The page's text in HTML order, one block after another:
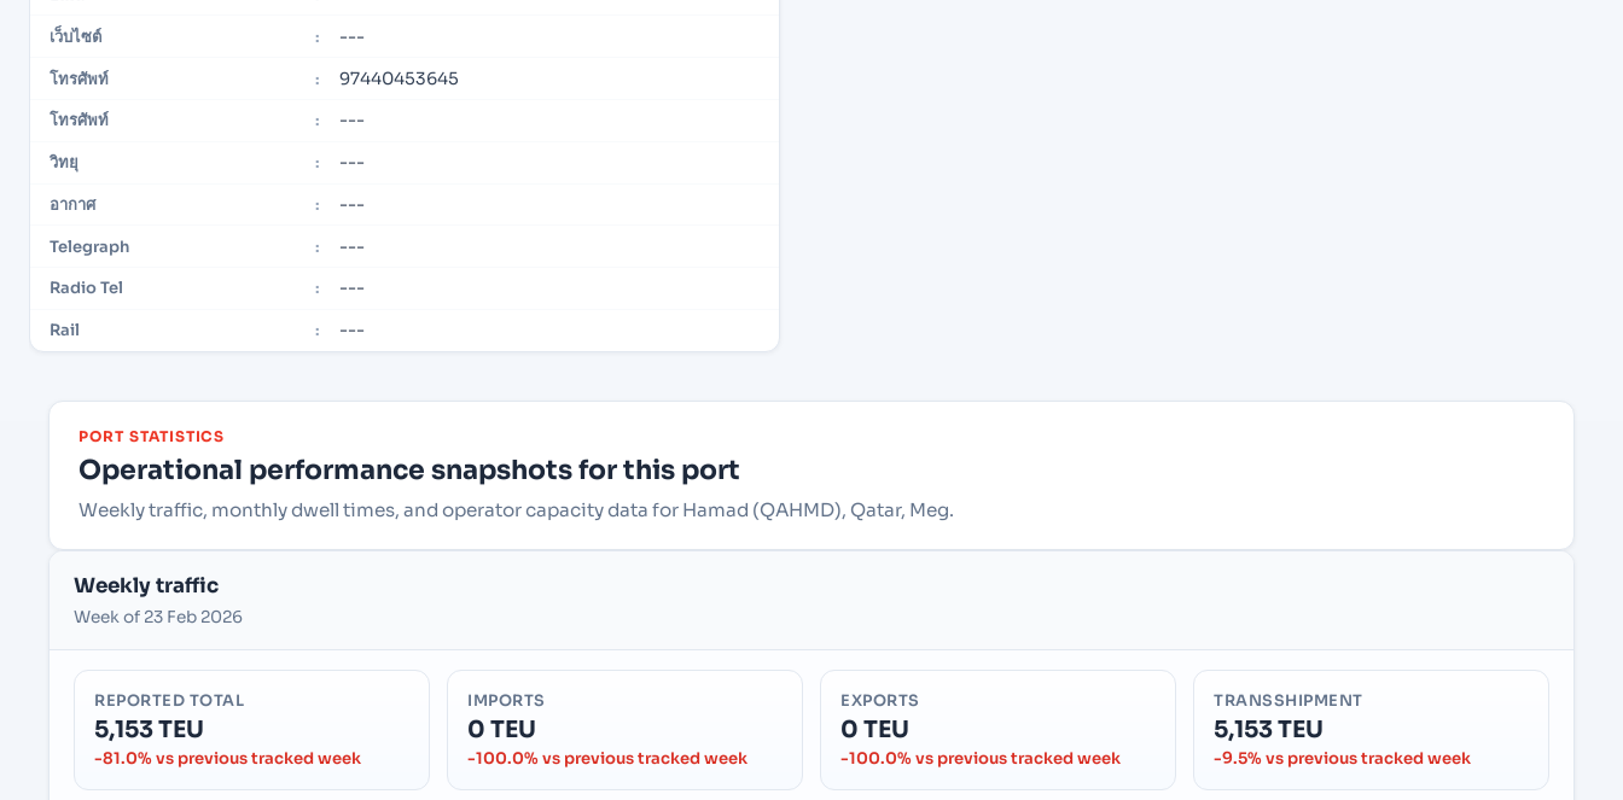
เว็บไซต์ : ---
โทรศัพท์ : 97440453645
โทรศัพท์ : ---
วิทยุ : ---
อากาศ : ---
Telegraph : ---
Radio Tel : ---
Rail : ---
PORT STATISTICS
Operational performance snapshots for this port
Weekly traffic, monthly dwell times, and operator capacity data for Hamad (QAHMD), Qatar, Meg.
Weekly traffic
Week of 23 Feb 2026
REPORTED TOTAL
5,153 TEU
-81.0% vs previous tracked week
IMPORTS
0 TEU
-100.0% vs previous tracked week
EXPORTS
0 TEU
-100.0% vs previous tracked week
TRANSSHIPMENT
5,153 TEU
-9.5% vs previous tracked week